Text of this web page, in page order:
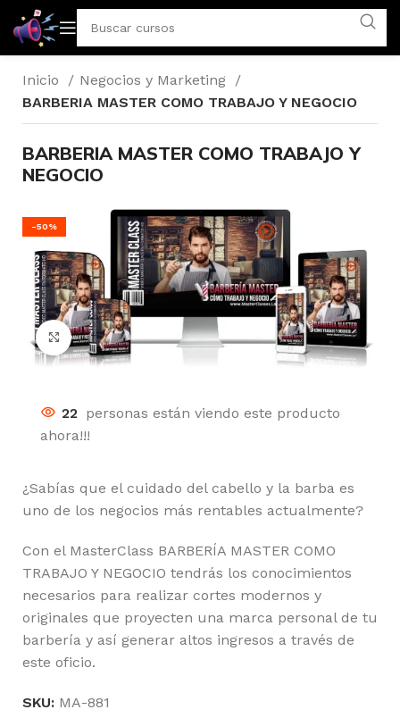
Inicio
Negocios y Marketing
BARBERIA MASTER COMO TRABAJO Y NEGOCIO
BARBERIA MASTER COMO TRABAJO Y
NEGOCIO
-50%
Click to enlarge
22 personas están viendo este producto
ahora!!!
¿Sabías que el cuidado del cabello y la barba es
uno de los negocios más rentables actualmente?
Con el MasterClass BARBERÍA MASTER COMO
TRABAJO Y NEGOCIO tendrás los conocimientos
necesarios para realizar cortes modernos y
originales que proyecten una marca personal de tu
barbería y así generar altos ingresos a través de
este oficio.
SKU: MA-881